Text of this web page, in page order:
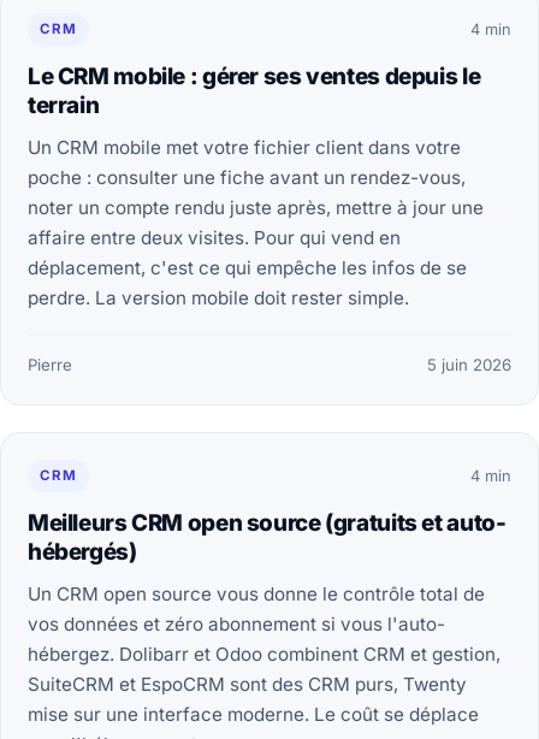
CRM 4 min
Le CRM mobile : gérer ses ventes depuis le
terrain
Un CRM mobile met votre fichier client dans votre
poche : consulter une fiche avant un rendez-vous,
noter un compte rendu juste après, mettre à jour une
affaire entre deux visites. Pour qui vend en
déplacement, c'est ce qui empêche les infos de se
perdre. La version mobile doit rester simple.
Pierre 5 juin 2026
CRM 4 min
Meilleurs CRM open source (gratuits et auto-
hébergés)
Un CRM open source vous donne le contrôle total de
vos données et zéro abonnement si vous l'auto-
hébergez. Dolibarr et Odoo combinent CRM et gestion,
SuiteCRM et EspoCRM sont des CRM purs, Twenty
mise sur une interface moderne. Le coût se déplace